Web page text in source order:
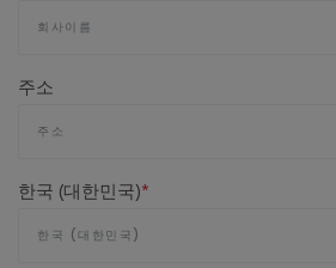
주소
한국 (대한민국)*